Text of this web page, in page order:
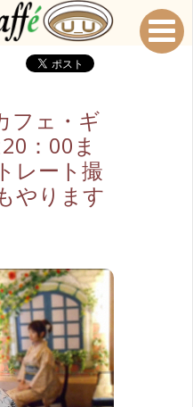
フェ・ギ
：00ま
レート撮
やります